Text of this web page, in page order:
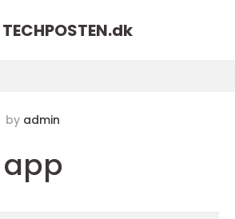
TECHPOSTEN.dk
by admin